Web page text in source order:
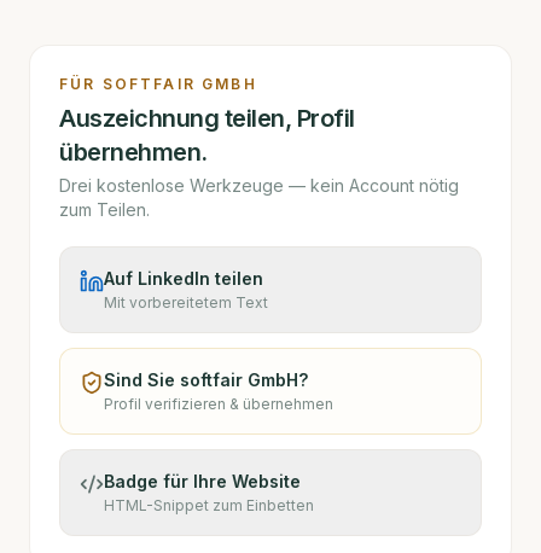
FÜR SOFTFAIR GMBH
Auszeichnung teilen, Profil
übernehmen.
Drei kostenlose Werkzeuge — kein Account nötig
zum Teilen.
Auf LinkedIn teilen
Mit vorbereitetem Text
Sind Sie softfair GmbH?
Profil verifizieren & übernehmen
Badge für Ihre Website
HTML-Snippet zum Einbetten